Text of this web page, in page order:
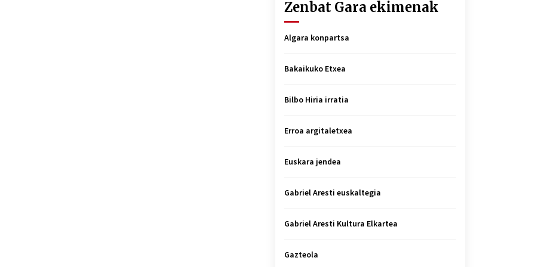
Zenbat Gara ekimenak
Algara konpartsa
Bakaikuko Etxea
Bilbo Hiria irratia
Erroa argitaletxea
Euskara jendea
Gabriel Aresti euskaltegia
Gabriel Aresti Kultura Elkartea
Gazteola